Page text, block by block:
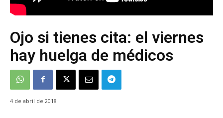
Ojo si tienes cita: el viernes
hay huelga de médicos
4 de abril de 2018